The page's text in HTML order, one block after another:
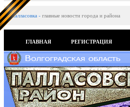
Палласовка - главные новости города и района
ГЛАВНАЯ РЕГИСТРАЦИЯ